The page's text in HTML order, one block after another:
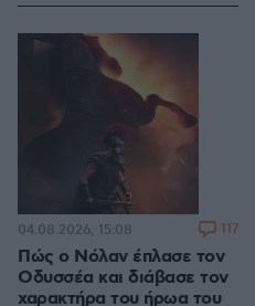
Πώς ο Νόλαν έπλασε τον
Οδυσσέα και διάβασε τον
χαρακτήρα του ήρωα του
04.08.2026, 15:08 117